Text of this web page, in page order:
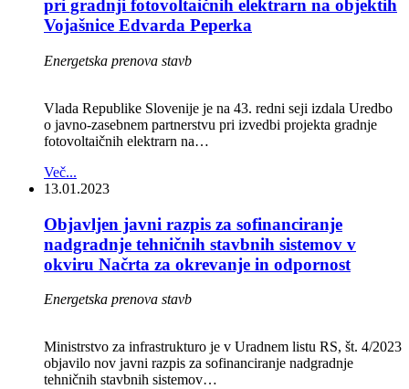
pri gradnji fotovoltaičnih elektrarn na objektih
Vojašnice Edvarda Peperka
Energetska prenova stavb
Vlada Republike Slovenije je na 43. redni seji izdala Uredbo
o javno-zasebnem partnerstvu pri izvedbi projekta gradnje
fotovoltaičnih elektrarn na…
Več...
13.01.2023
Objavljen javni razpis za sofinanciranje
nadgradnje tehničnih stavbnih sistemov v
okviru Načrta za okrevanje in odpornost
Energetska prenova stavb
Ministrstvo za infrastrukturo je v Uradnem listu RS, št. 4/2023
objavilo nov javni razpis za sofinanciranje nadgradnje
tehničnih stavbnih sistemov…